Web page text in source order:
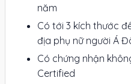
năm
Có tới 3 kích thước
địa phụ nữ người Á
Có chứng nhận
Certified